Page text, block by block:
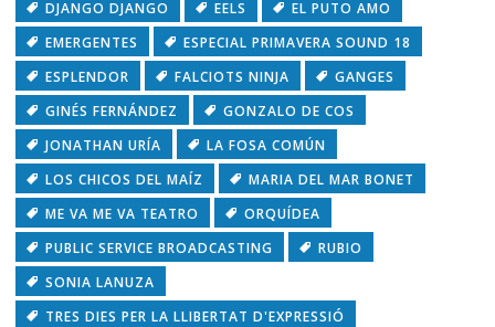
DJANGO DJANGO
EELS
EL PUTO AMO
EMERGENTES
ESPECIAL PRIMAVERA SOUND 18
ESPLENDOR
FALCIOTS NINJA
GANGES
GINÉS FERNÁNDEZ
GONZALO DE COS
JONATHAN URÍA
LA FOSA COMÚN
LOS CHICOS DEL MAÍZ
MARIA DEL MAR BONET
ME VA ME VA TEATRO
ORQUÍDEA
PUBLIC SERVICE BROADCASTING
RUBIO
SONIA LANUZA
TRES DIES PER LA LLIBERTAT D'EXPRESSIÓ